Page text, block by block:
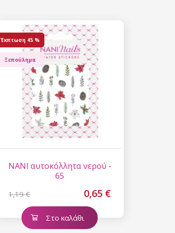
NANI αυτοκόλλητα νερού -
65
1,19 € 0,65 €
Έκπτωση 45 %
Ξεπούλημα
Στο καλάθι